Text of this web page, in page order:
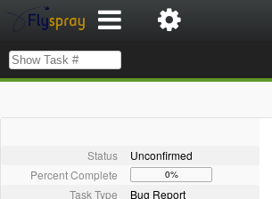
Status
Unconfirmed
Percent Complete
0%
Task Type
Bug Report